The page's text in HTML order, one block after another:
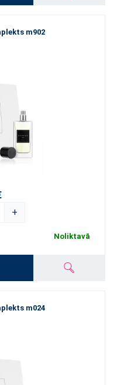
m902
+
Noliktavā
m024